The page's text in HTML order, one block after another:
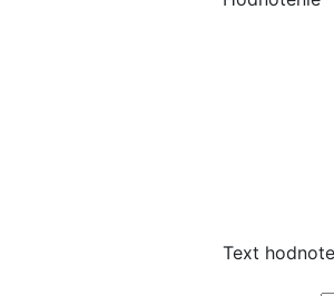
Text